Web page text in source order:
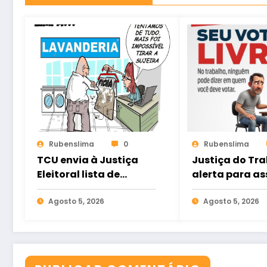
Rubenslima 0
TCU envia à Justiça
Eleitoral lista de
gestores com contas
rejeitadas
Agosto 5, 2026
Rubenslima
Justiça do
alerta para
eleitoral e
direito ao voto
trabalho
Agosto 5, 2026